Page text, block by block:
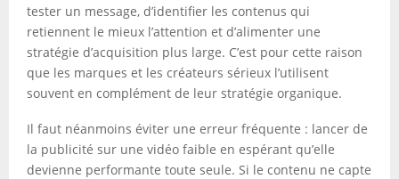
tester un message, d’identifier les contenus qui
retiennent le mieux l’attention et d’alimenter une
stratégie d’acquisition plus large. C’est pour cette raison
que les marques et les créateurs sérieux l’utilisent
souvent en complément de leur stratégie organique.
Il faut néanmoins éviter une erreur fréquente : lancer de
la publicité sur une vidéo faible en espérant qu’elle
devienne performante toute seule. Si le contenu ne capte